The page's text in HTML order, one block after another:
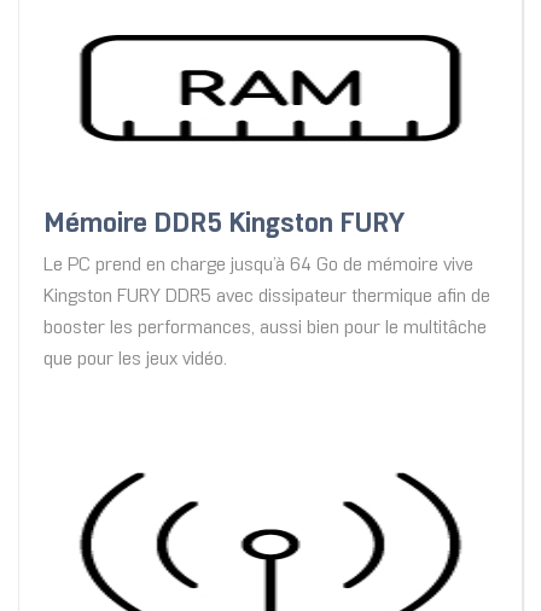
Mémoire DDR5 Kingston FURY
Le PC prend en charge jusqu’à 64 Go de mémoire vive
Kingston FURY DDR5 avec dissipateur thermique afin de
booster les performances, aussi bien pour le multitâche
que pour les jeux vidéo.